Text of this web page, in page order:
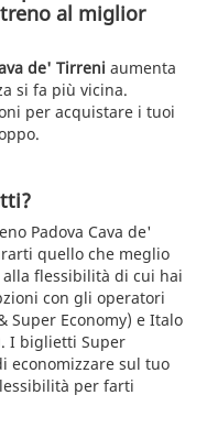
al miglior
de' Tirreni aumenta
si fa più vicina.
per acquistare i tuoi
Padova Cava de'
quello che meglio
flessibilità di cui hai
con gli operatori
Super Economy) e Italo
I biglietti Super
economizzare sul tuo
per farti